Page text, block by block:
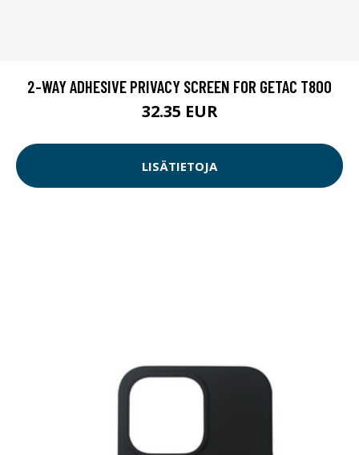
2-WAY ADHESIVE PRIVACY SCREEN FOR GETAC T800
32.35 EUR
LISÄTIETOJA